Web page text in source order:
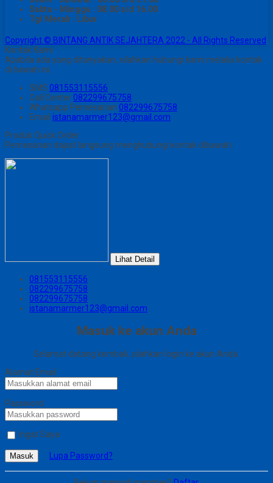
Sabtu - Minggu : 08.00 s/d 16.00
Tgl Merah : Libur
Copyright © BINTANG ANTIK SEJAHTERA 2022 - All Rights Reserved
Kontak Kami
Apabila ada yang ditanyakan, silahkan hubungi kami melalui kontak
di bawah ini.
SMS 081553115556
Call Center 082299675758
Whatsapp Pemesanan 082299675758
Email istanamarmer123@gmail.com
Produk Quick Order
Pemesanan dapat langsung menghubungi kontak dibawah:
Lihat Detail
081553115556
082299675758
082299675758
istanamarmer123@gmail.com
Masuk ke akun Anda
Selamat datang kembali, silahkan login ke akun Anda.
Alamat Email
Password
Ingat Saya
Masuk Lupa Password?